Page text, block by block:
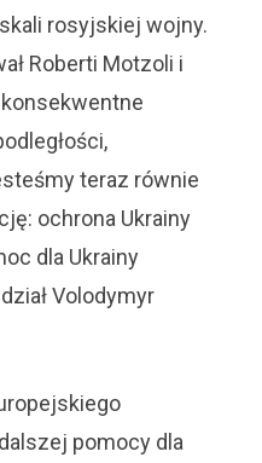
rosyjskiej wojny.
Roberti Motzoli i
teraz równie
ochrona Ukrainy
dla Ukrainy
Volodymyr
pomocy dla